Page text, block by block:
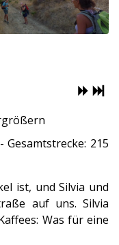
Gesamtstrecke: 215
ist, und Silvia und
auf uns. Silvia
Was für eine